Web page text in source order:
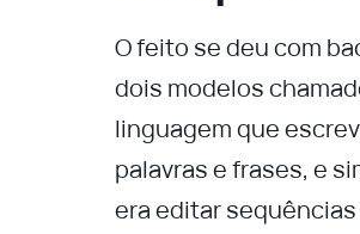
O feito se deu com
dois modelos
linguagem que
palavras e frases, e
era editar